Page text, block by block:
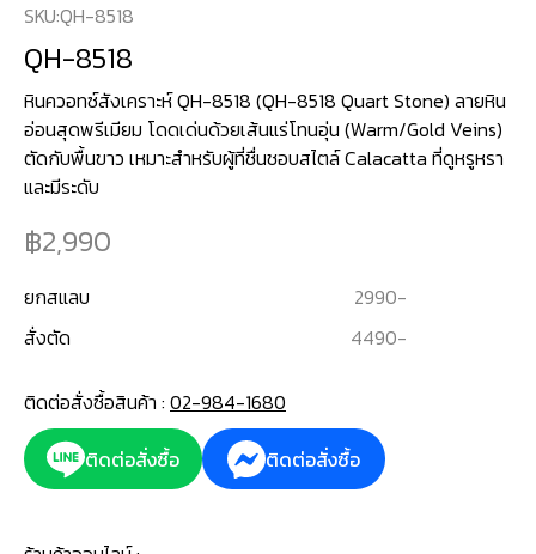
SKU:QH-8518
QH-8518
หินควอทซ์สังเคราะห์ QH-8518 (QH-8518 Quart Stone) ลายหิน
อ่อนสุดพรีเมียม โดดเด่นด้วยเส้นแร่โทนอุ่น (Warm/Gold Veins)
ตัดกับพื้นขาว เหมาะสำหรับผู้ที่ชื่นชอบสไตล์ Calacatta ที่ดูหรูหรา
และมีระดับ
2,990
ยกสแลบ 2990-
สั่งตัด
4490-
ติดต่อสั่งซื้อสินค้า : 02-984-1680
ติดต่อสั่งซื้อ
ติดต่อสั่งซื้อ